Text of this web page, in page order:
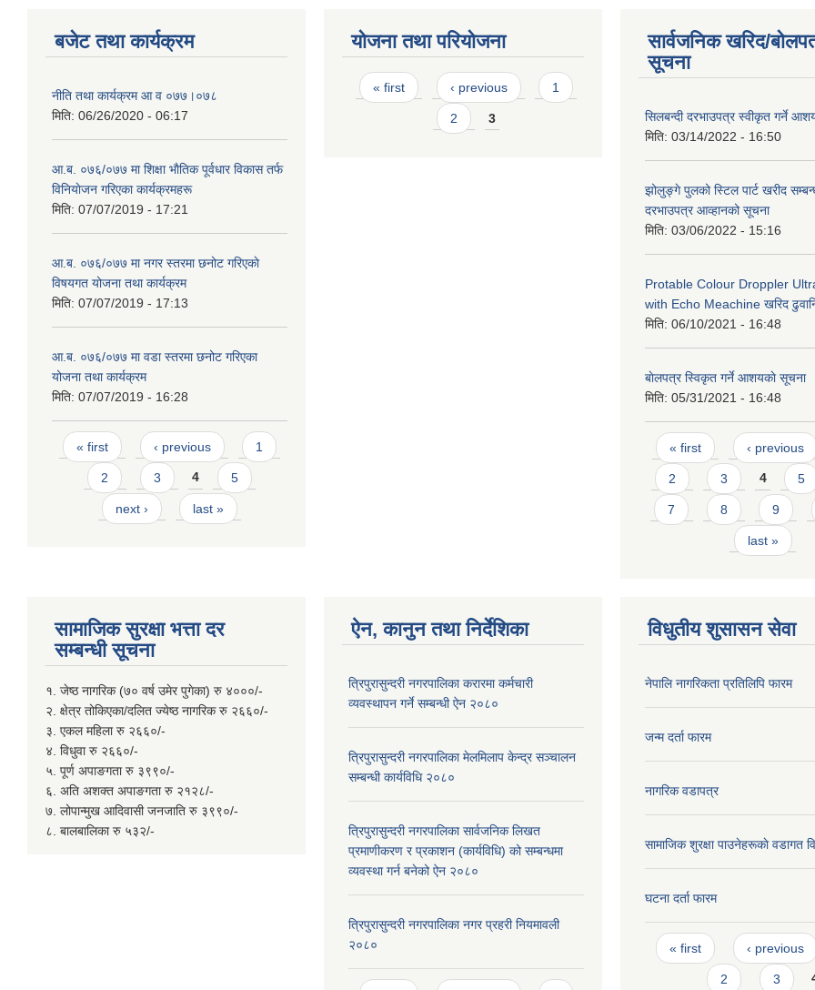
बजेट तथा कार्यक्रम
नीति तथा कार्यक्रम आ‍ व ०७७।०७८
मिति: 06/26/2020 - 06:17
आ.ब. ०७६/०७७ मा शिक्षा भाैतिक पूर्वधार विकास तर्फ
विनियाेजन गरिएका कार्यक्रमहरू
मिति: 07/07/2019 - 17:21
आ.ब. ०७६/०७७ मा नगर स्तरमा छनोट गरिएकाे
विषयगत योजना तथा कार्यक्रम
मिति: 07/07/2019 - 17:13
आ.ब. ०७६/०७७ मा वडा स्तरमा छनोट गरिएका
योजना तथा कार्यक्रम
मिति: 07/07/2019 - 16:28
Pages
« first ‹ previous 1
2 3 4 5
next › last »
योजना तथा परियोजना
Pages
« first ‹ previous 1
2 3
सार्वजनिक खरिद/
सूचना
सिलबन्दी दरभाउपत्र स्वीकृत गर्ने
मिति: 03/14/2022 - 16:50
झोलुङ्गे पुलको स्टिल पार्ट खरीद
दरभाउपत्र आव्हानको सूचना
मिति: 03/06/2022 - 15:16
Protable Colour Droppler
with Echo Meachine खरिद
मिति: 06/10/2021 - 16:48
बाेलपत्र स्विकृत गर्ने आशयकाे सूचना
मिति: 05/31/2021 - 16:48
Pages
« first ‹ previous
2 3 4 5
7 8 9
last »
सामाजिक सुरक्षा भत्ता दर
सम्बन्धी सूचना
१. जेष्ठ नागरिक (७० वर्ष उमेर पुगेका) रु ४०००/-
२. क्षेत्र तोकिएका/दलित ज्येष्ठ नागरिक रु २६६०/-
३. एकल महिला रु २६६०/-
४. विधुवा रु २६६०/-
५. पूर्ण अपाङगता रु ३९९०/-
६. अति अशक्त अपाङगता रु २१२८/-
७. लोपान्मुख आदिवासी जनजाति रु ३९९०/-
८. बालबालिका रु ५३२/-
ऐन, कानुन तथा निर्देशिका
त्रिपुरासुन्दरी नगरपालिका करारमा कर्मचारी
व्यवस्थापन गर्ने सम्बन्धी ऐन २०८०
त्रिपुरासुन्दरी नगरपालिका मेलमिलाप केन्द्र सञ्चालन
सम्बन्धी कार्यविधि २०८०
त्रिपुरासुन्दरी नगरपालिका सार्वजनिक लिखत
प्रमाणीकरण र प्रकाशन (कार्यविधि) को सम्बन्धमा
व्यवस्था गर्न बनेको ऐन २०८०
त्रिपुरासुन्दरी नगरपालिका नगर प्रहरी नियमावली
२०८०
विधुतीय शुसासन सेवा
नेपालि नागरिकता प्रतिलिपि फारम
जन्म दर्ता फारम
नागरिक वडापत्र
सामाजिक शुरक्षा पाउनेहरूकाे वडागत
घटना दर्ता फारम
Pages
« first ‹ previous
2 3